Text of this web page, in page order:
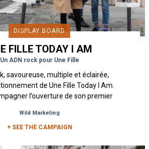
DISPLAY BOARD
FILLE TODAY I AM
Un ADN rock pour Une Fille
savoureuse, multiple et éclairée,
de Une Fille Today I Am.
l’ouverture de son premier
Wild Marketing
+ SEE THE CAMPAIGN